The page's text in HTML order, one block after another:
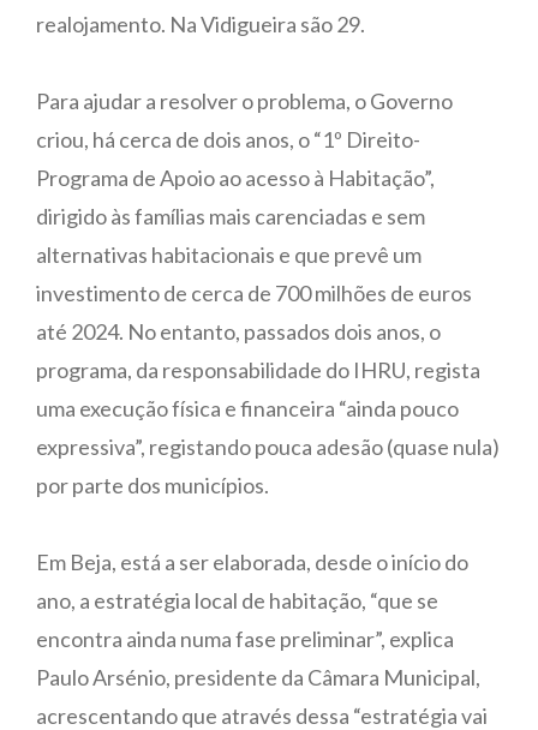
realojamento. Na Vidigueira são 29.
Para ajudar a resolver o problema, o Governo
criou, há cerca de dois anos, o “1º Direito-
Programa de Apoio ao acesso à Habitação”,
dirigido às famílias mais carenciadas e sem
alternativas habitacionais e que prevê um
investimento de cerca de 700 milhões de euros
até 2024. No entanto, passados dois anos, o
programa, da responsabilidade do IHRU, regista
uma execução física e financeira “ainda pouco
expressiva”, registando pouca adesão (quase nula)
por parte dos municípios.
Em Beja, está a ser elaborada, desde o início do
ano, a estratégia local de habitação, “que se
encontra ainda numa fase preliminar”, explica
Paulo Arsénio, presidente da Câmara Municipal,
acrescentando que através dessa “estratégia vai